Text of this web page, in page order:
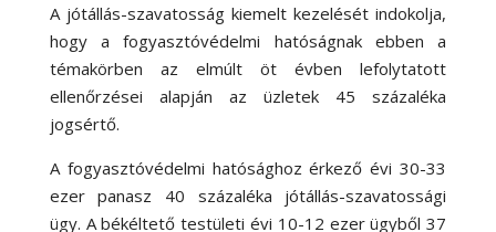
A jótállás-szavatosság kiemelt kezelését indokolja,
hogy a fogyasztóvédelmi hatóságnak ebben a
témakörben az elmúlt öt évben lefolytatott
ellenőrzései alapján az üzletek 45 százaléka
jogsértő.
A fogyasztóvédelmi hatósághoz érkező évi 30-33
ezer panasz 40 százaléka jótállás-szavatossági
ügy. A békéltető testületi évi 10-12 ezer ügyből 37